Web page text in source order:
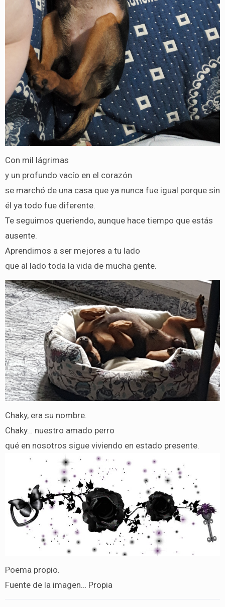
Con mil lágrimas
y un profundo vacío en el corazón
se marchó de una casa que ya nunca fue igual porque sin
él ya todo fue diferente.
Te seguimos queriendo, aunque hace tiempo que estás
ausente.
Aprendimos a ser mejores a tu lado
que al lado toda la vida de mucha gente.
Chaky, era su nombre.
Chaky… nuestro amado perro
qué en nosotros sigue viviendo en estado presente.
Poema propio.
Fuente de la imagen… Propia